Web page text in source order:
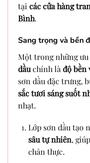
tại các cửa hàng
Bình.
Sang trọng và bền
Một trong những
dầuchính là độ bền
sơn dầu đặc trưng,
sắc tươi sáng suốt
nhạt.
Lớp sơn dầu tạo
sâu tự nhiên,
chân thực.